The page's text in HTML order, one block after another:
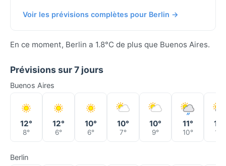
Voir les prévisions complètes pour Berlin →
En ce moment, Berlin a 1.8°C de plus que Buenos Aires.
Prévisions sur 7 jours
Buenos Aires
12°
8°
12°
6°
10°
6°
10°
7°
10°
9°
11°
10°
12°
10°
Berlin